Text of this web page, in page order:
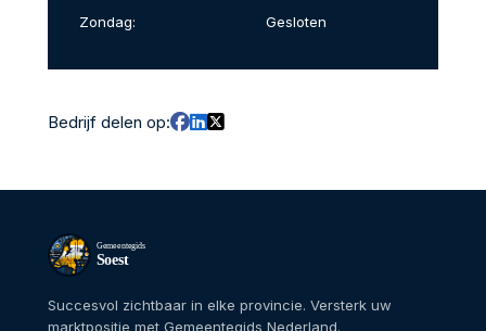
Zondag:
Gesloten
Bedrijf delen op:
Gemeentegids
Soest
Succesvol zichtbaar in elke provincie. Versterk uw
marktpositie met Gemeentegids Nederland.